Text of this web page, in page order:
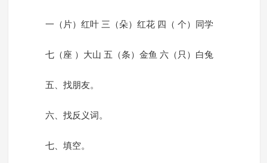
一（片）红叶 三（朵）红花 四（ 个）同学
七（座 ）大山 五（条）金鱼 六（只）白兔
五、找朋友。
六、找反义词。
七、填空。